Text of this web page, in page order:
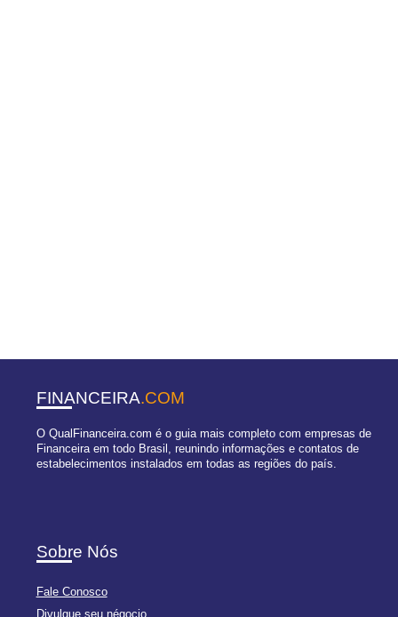
FINANCEIRA.COM
O QualFinanceira.com é o guia mais completo com empresas de
Financeira em todo Brasil, reunindo informações e contatos de
estabelecimentos instalados em todas as regiões do país.
Sobre Nós
Fale Conosco
Divulgue seu négocio